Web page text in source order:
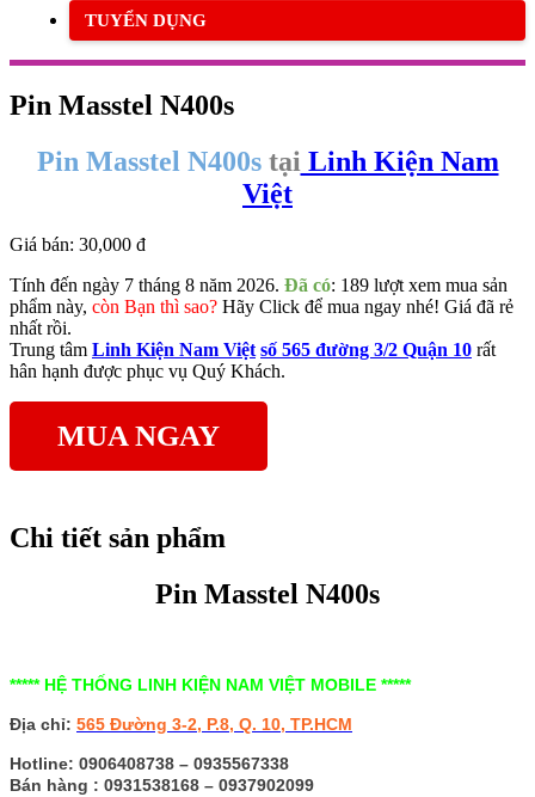
TUYỂN DỤNG
Pin Masstel N400s
Pin Masstel N400stại Linh Kiện Nam
Việt
Giá bán: 30,000 đ
Tính đến ngày 7 tháng 8 năm 2026. Đã có: 189 lượt xem mua sản
phẩm này, còn Bạn thì sao? Hãy Click để mua ngay nhé! Giá đã rẻ
nhất rồi.
Trung tâm Linh Kiện Nam Việt số 565 đường 3/2 Quận 10 rất
hân hạnh được phục vụ Quý Khách.
MUA NGAY
Chi tiết sản phẩm
Pin Masstel N400s
***** HỆ THỐNG LINH KIỆN NAM VIỆT MOBILE *****
Địa chỉ: 565 Đường 3-2, P.8, Q. 10, TP.HCM
Hotline: 0906408738 – 0935567338
Bán hàng : 0931538168 – 0937902099